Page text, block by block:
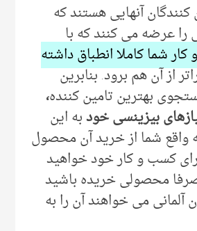
کنندگان آنهایی هستند که
را عرضه می کنند که با
شما کاملا انطباق داشته
از آن هم برود. بنابرین
بهترین تامین کننده،
بیزینسی خودبه این
واقع شما از خرید آن محصول
کسب و کار خود خواهید
محصولی خریده باشید
آلمانی می خواهند آن را به